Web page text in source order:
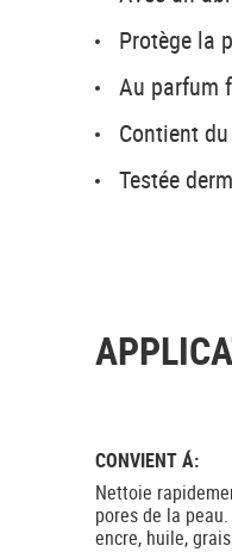
Protège la
Au parfum
Contient
Testée
CONVIENT Á:
Nettoie
pores de la
encre, huile,